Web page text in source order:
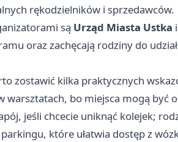
rękodzielników i sprzedawców.
są Urząd Miasta Ustka i
oraz zachęcają rodziny do
zostawić kilka praktycznych
warsztatach, bo miejsca mogą być
jeśli chcecie uniknąć kolejek;
które ułatwia dostęp z